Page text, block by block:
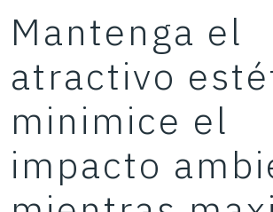
Mantenga el
atractivo
minimice el
impacto